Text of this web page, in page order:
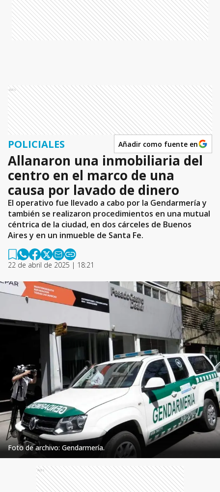
Ads
POLICIALES Añadir como fuente en
Allanaron una inmobiliaria del
centro en el marco de una
causa por lavado de dinero
El operativo fue llevado a cabo por la Gendarmería y
también se realizaron procedimientos en una mutual
céntrica de la ciudad, en dos cárceles de Buenos
Aires y en un inmueble de Santa Fe.
22 de abril de 2025 | 18:21
Foto de archivo: Gendarmería.
Ads